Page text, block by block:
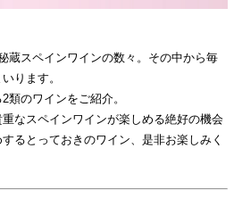
蔵スペインワインの数々。その中から毎
ります。
類のワインをご紹介。
なスペインワインが楽しめる絶好の機会
るとっておきのワイン、是非お楽しみく